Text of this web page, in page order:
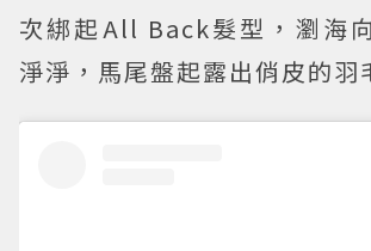
次綁起All Back髮型，瀏海
淨淨，馬尾盤起露出俏皮的羽